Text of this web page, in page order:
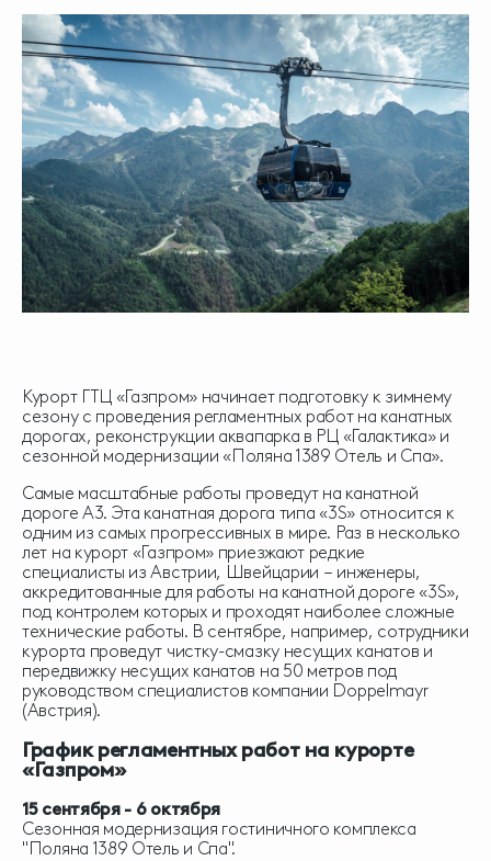
Курорт ГТЦ «Газпром» начинает подготовку к зимнему
сезону с проведения регламентных работ на канатных
дорогах, реконструкции аквапарка в РЦ «Галактика» и
сезонной модернизации «Поляна 1389 Отель и Спа».
Самые масштабные работы проведут на канатной
дороге А3. Эта канатная дорога типа «3S» относится к
одним из самых прогрессивных в мире. Раз в несколько
лет на курорт «Газпром» приезжают редкие
специалисты из Австрии, Швейцарии – инженеры,
аккредитованные для работы на канатной дороге «3S»,
под контролем которых и проходят наиболее сложные
технические работы. В сентябре, например, сотрудники
курорта проведут чистку-смазку несущих канатов и
передвижку несущих канатов на 50 метров под
руководством специалистов компании Doppelmayr
(Австрия).
График регламентных работ на курорте
«Газпром»
15 сентября - 6 октября
Сезонная модернизация гостиничного комплекса
"Поляна 1389 Отель и Спа".